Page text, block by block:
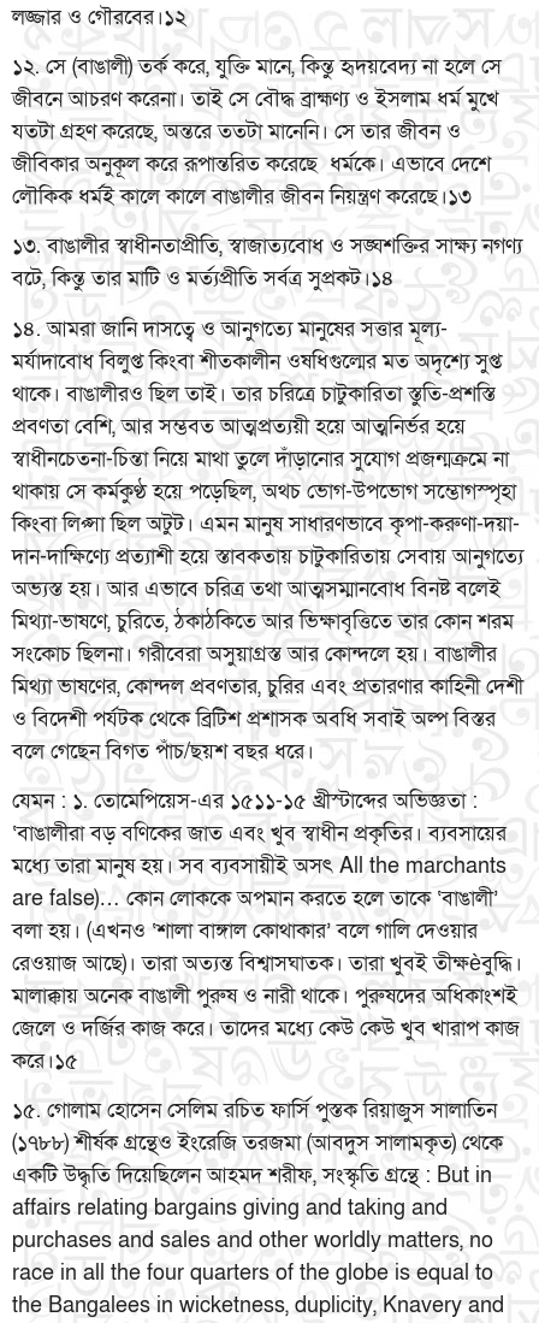
লজ্জার ও গৌরবের।১২
১২. সে (বাঙালী) তর্ক করে, যুক্তি মানে, কিন্তু হৃদয়বেদ্য না হলে সে
জীবনে আচরণ করেনা। তাই সে বৌদ্ধ ব্রাহ্মণ্য ও ইসলাম ধর্ম মুখে
যতটা গ্রহণ করেছে, অন্তরে ততটা মানেনি। সে তার জীবন ও
জীবিকার অনুকূল করে রূপান্তরিত করেছে ধর্মকে। এভাবে দেশে
লৌকিক ধর্মই কালে কালে বাঙালীর জীবন নিয়ন্ত্রণ করেছে।১৩
১৩. বাঙালীর স্বাধীনতাপ্রীতি, স্বাজাত্যবোধ ও সঙ্ঘশক্তির সাক্ষ্য নগণ্য
বটে, কিন্তু তার মাটি ও মর্ত্যপ্রীতি সর্বত্র সুপ্রকট।১৪
১৪. আমরা জানি দাসত্বে ও আনুগত্যে মানুষের সত্তার মূল্য-
মর্যাদাবোধ বিলুপ্ত কিংবা শীতকালীন ওষধিগুল্মের মত অদৃশ্যে সুপ্ত
থাকে। বাঙালীরও ছিল তাই। তার চরিত্রে চাটুকারিতা স্তুতি-প্রশস্তি
প্রবণতা বেশি, আর সম্ভবত আত্মপ্রত্যয়ী হয়ে আত্মনির্ভর হয়ে
স্বাধীনচেতনা-চিন্তা নিয়ে মাথা তুলে দাঁড়ানোর সুযোগ প্রজন্মক্রমে না
থাকায় সে কর্মকুণ্ঠ হয়ে পড়েছিল, অথচ ভোগ-উপভোগ সম্ভোগস্পৃহা
কিংবা লিপ্সা ছিল অটুট। এমন মানুষ সাধারণভাবে কৃপা-করুণা-দয়া-
দান-দাক্ষিণ্যে প্রত্যাশী হয়ে স্তাবকতায় চাটুকারিতায় সেবায় আনুগত্যে
অভ্যস্ত হয়। আর এভাবে চরিত্র তথা আত্মসম্মানবোধ বিনষ্ট বলেই
মিথ্যা-ভাষণে, চুরিতে, ঠকাঠকিতে আর ভিক্ষাবৃত্তিতে তার কোন শরম
সংকোচ ছিলনা। গরীবেরা অসুয়াগ্রস্ত আর কোন্দলে হয়। বাঙালীর
মিথ্যা ভাষণের, কোন্দল প্রবণতার, চুরির এবং প্রতারণার কাহিনী দেশী
ও বিদেশী পর্যটক থেকে ব্রিটিশ প্রশাসক অবধি সবাই অল্প বিস্তর
বলে গেছেন বিগত পাঁচ/ছয়শ বছর ধরে।
যেমন : ১. তোমেপিয়েস-এর ১৫১১-১৫ খ্রীস্টাব্দের অভিজ্ঞতা :
‘বাঙালীরা বড় বণিকের জাত এবং খুব স্বাধীন প্রকৃতির। ব্যবসায়ের
মধ্যে তারা মানুষ হয়। সব ব্যবসায়ীই অসৎ All the marchants
are false)… কোন লোককে অপমান করতে হলে তাকে ‘বাঙালী’
বলা হয়। (এখনও ‘শালা বাঙ্গাল কোথাকার’ বলে গালি দেওয়ার
রেওয়াজ আছে)। তারা অত্যন্ত বিশ্বাসঘাতক। তারা খুবই তীক্ষèবুদ্ধি।
মালাক্কায় অনেক বাঙালী পুরুষ ও নারী থাকে। পুরুষদের অধিকাংশই
জেলে ও দর্জির কাজ করে। তাদের মধ্যে কেউ কেউ খুব খারাপ কাজ
করে।১৫
১৫. গোলাম হোসেন সেলিম রচিত ফার্সি পুস্তক রিয়াজুস সালাতিন
(১৭৮৮) শীর্ষক গ্রন্থেও ইংরেজি তরজমা (আবদুস সালামকৃত) থেকে
একটি উদ্ধৃতি দিয়েছিলেন আহমদ শরীফ, সংস্কৃতি গ্রন্থে : But in
affairs relating bargains giving and taking and
purchases and sales and other worldly matters, no
race in all the four quarters of the globe is equal to
the Bangalees in wicketness, duplicity, Knavery and